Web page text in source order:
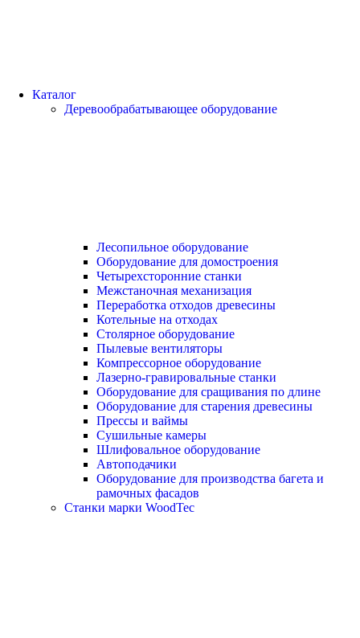
Каталог
Деревообрабатывающее оборудование
Лесопильное оборудование
Оборудование для домостроения
Четырехсторонние станки
Межстаночная механизация
Переработка отходов древесины
Котельные на отходах
Столярное оборудование
Пылевые вентиляторы
Компрессорное оборудование
Лазерно-гравировальные станки
Оборудование для сращивания по длине
Оборудование для старения древесины
Прессы и ваймы
Сушильные камеры
Шлифовальное оборудование
Автоподачики
Оборудование для производства багета и
рамочных фасадов
Станки марки WoodTec